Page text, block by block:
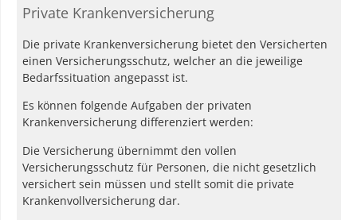
Private Krankenversicherung
Die private Krankenversicherung bietet den Versicherten
einen Versicherungsschutz, welcher an die jeweilige
Bedarfssituation angepasst ist.
Es können folgende Aufgaben der privaten
Krankenversicherung differenziert werden:
Die Versicherung übernimmt den vollen
Versicherungsschutz für Personen, die nicht gesetzlich
versichert sein müssen und stellt somit die private
Krankenvollversicherung dar.